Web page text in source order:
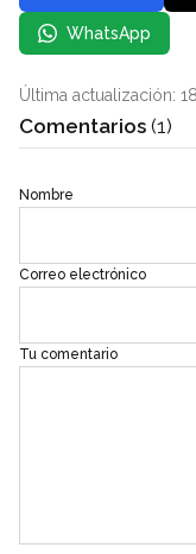
WhatsApp
Última actualización:
Comentarios (1)
Nombre
Correo electrónico
Tu comentario